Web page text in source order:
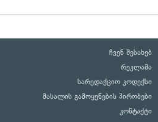
ჩვენ შესახებ
რეკლამა
სარედაქციო კოდექსი
მასალის გამოყენების პირობები
კონტაქტი